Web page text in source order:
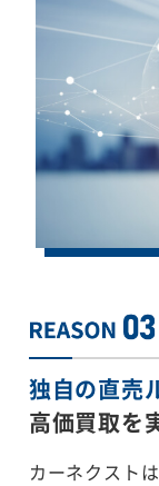
独自の直売
高価買取を
カーネクスト